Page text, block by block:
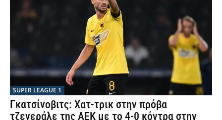
SUPER LEAGUE 1
Γκατσίνοβιτς: Χατ-τρικ στην πρόβα
τζενεράλε της ΑΕΚ με το 4-0 κόντρα στην